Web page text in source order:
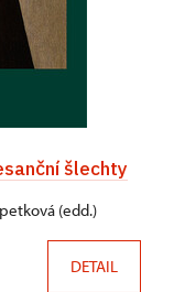
šlechty
(edd.)
DETAIL